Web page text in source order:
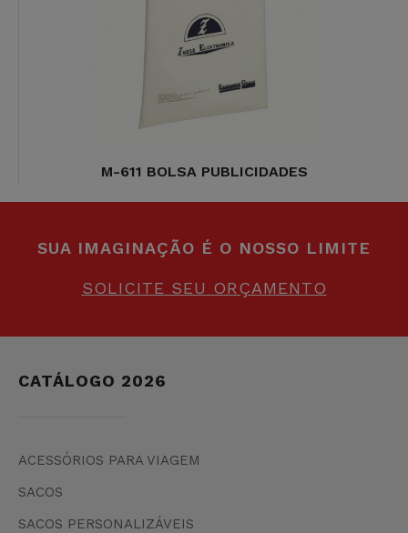
M-611 BOLSA PUBLICIDADES
SUA IMAGINAÇÃO É O NOSSO LIMITE
SOLICITE SEU ORÇAMENTO
CATÁLOGO 2026
ACESSÓRIOS PARA VIAGEM
SACOS
SACOS PERSONALIZÁVEIS